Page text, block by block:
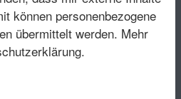
können personenbezogene
übermittelt werden. Mehr